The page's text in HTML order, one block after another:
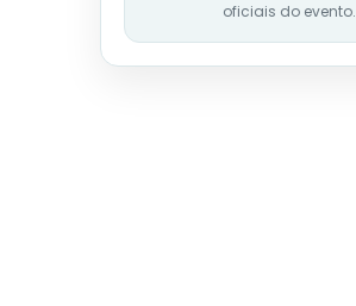
oficiais do evento.